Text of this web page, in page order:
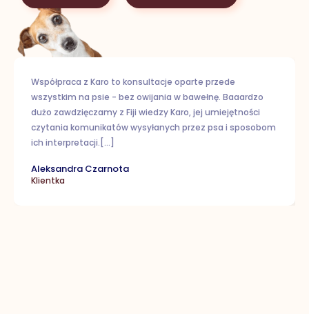
Współpraca z Karo to konsultacje oparte przede
wszystkim na psie - bez owijania w bawełnę. Baaardzo
dużo zawdzięczamy z Fiji wiedzy Karo, jej umiejętności
czytania komunikatów wysyłanych przez psa i sposobom
ich interpretacji.[...]
Aleksandra Czarnota
Klientka